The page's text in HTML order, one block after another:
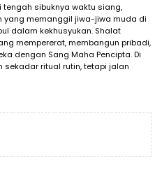
sibuknya waktu siang,
memanggil jiwa-jiwa muda di
dalam kekhusyukan. Shalat
mempererat, membangun pribadi,
dengan Sang Maha Pencipta. Di
sekadar ritual rutin, tetapi jalan